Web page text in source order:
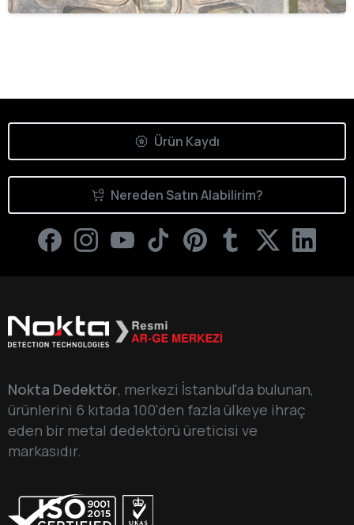
Ürün Kaydı
Nereden Satın Alabilirim?
Nokta Dedektör, merkezi İstanbul'da bulunan,
ürünlerini 6 kıtada 100'den fazla ülkeye ihraç
eden bir metal dedektörü üreticisi ve
markasıdır.